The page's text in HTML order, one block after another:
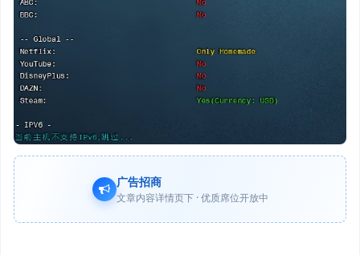
广告招商
文章内容详情页下 · 优质席位开放中